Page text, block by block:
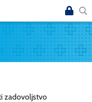
zadovoljstvo